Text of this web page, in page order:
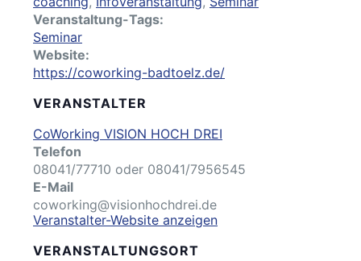
Veranstaltung-Tags:
Seminar
Website:
https://coworking-badtoelz.de/
VERANSTALTER
CoWorking VISION HOCH DREI
Telefon
08041/77710 oder 08041/7956545
E-Mail
coworking@visionhochdrei.de
Veranstalter-Website anzeigen
VERANSTALTUNGSORT